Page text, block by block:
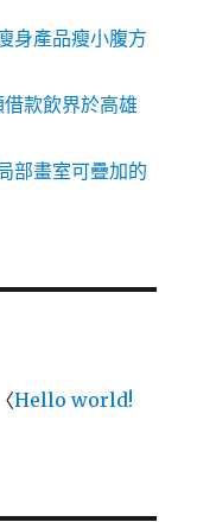
身產品瘦小腹方
款飲界於高雄
部畫室可疊加的
Hello world!